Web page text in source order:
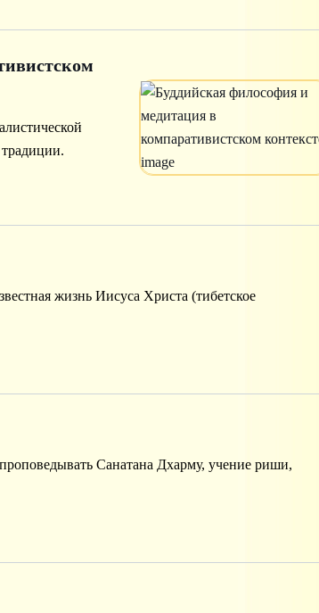
жизнь Иисуса Христа (тибетское
Санатана Дхарму, учение риши,